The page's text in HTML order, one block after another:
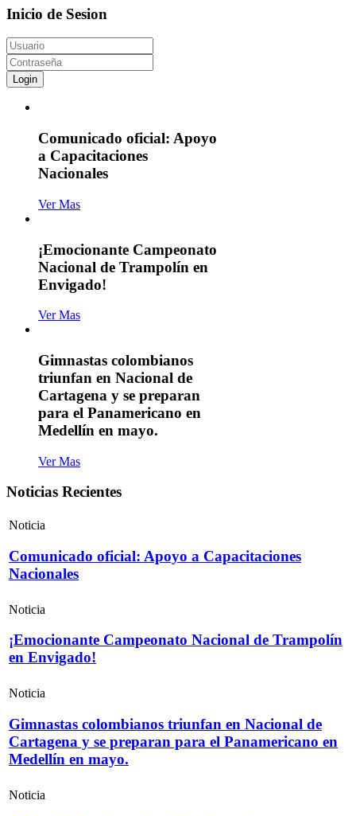
Inicio de Sesion
Login
Comunicado oficial: Apoyo
a Capacitaciones
Nacionales
Ver Mas
¡Emocionante Campeonato
Nacional de Trampolín en
Envigado!
Ver Mas
Gimnastas colombianos
triunfan en Nacional de
Cartagena y se preparan
para el Panamericano en
Medellín en mayo.
Ver Mas
Noticias Recientes
Noticia
Comunicado oficial: Apoyo a Capacitaciones
Nacionales
Noticia
¡Emocionante Campeonato Nacional de Trampolín
en Envigado!
Noticia
Gimnastas colombianos triunfan en Nacional de
Cartagena y se preparan para el Panamericano en
Medellín en mayo.
Noticia